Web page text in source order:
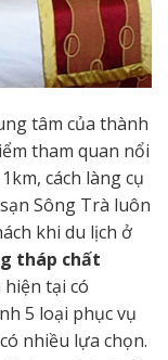
tâm của thành
tham quan nổi
cách làng cụ
Sông Trà luôn
khi du lịch ở
tháp chất
tại có
5 loại phục vụ
nhiều lựa chọn.